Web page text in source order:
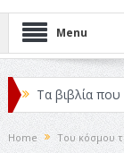
Menu
Τα βιβλία
Κριτικές
Home Του κόσμου